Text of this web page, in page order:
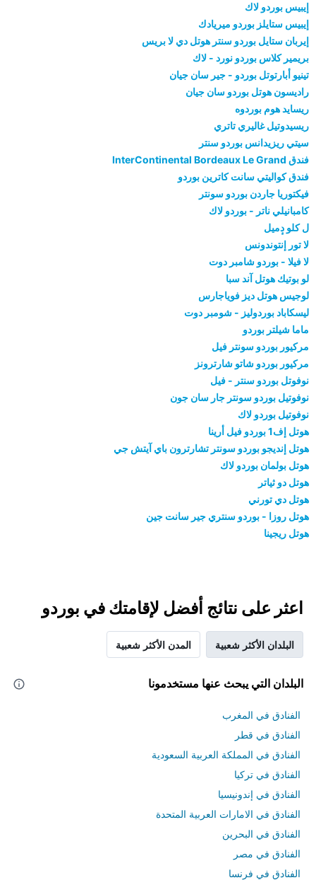
إيبيس بوردو لاك
إيبيس ستايلز بوردو ميريادك
إيربان ستايل بوردو سنتر هوتل دي لا بريس
بريمير كلاس بوردو نورد - لاك
تينيو أبارتوتل بوردو - جير سان جيان
راديسون هوتل بوردو سان جيان
ريسايد هوم بوردوه
ريسيدوتيل غاليري تاتري
سيتي ريزيدانس بوردو سنتر
فندق InterContinental Bordeaux Le Grand
فندق كواليتي سانت كاترين بوردو
فيكتوريا جاردن بوردو سونتر
كامبانيلي ناتر - بوردو لاك
ل كلو دٕميل
لا تور إنتوندونس
لا فيلا - بوردو شامبر دوت
لو بوتيك هوتل آند سبا
لوجيس هوتل ديز فوياجارس
ليسكاباد بوردوليز - شومبر دوت
ماما شيلتر بوردو
مركيور بوردو سونتر فيل
مركيور بوردو شاتو شارترونز
نوفوتل بوردو سنتر - فيل
نوفوتيل بوردو سونتر جار سان جون
نوفوتيل بوردو لاك
هوتل إف1 بوردو فيل أرينا
هوتل إنديجو بوردو سونتر تشارترون باي آيتش جي
هوتل بولمان بوردو لاك
هوتل دو ثياتر
هوتل دي تورني
هوتل روزا - بوردو سنتري جير سانت جين
هوتل ريجينا
اعثر على نتائج أفضل لإقامتك في بوردو
البلدان الأكثر شعبية المدن الأكثر شعبية
البلدان التي يبحث عنها مستخدمونا
الفنادق في المغرب
الفنادق في قطر
الفنادق في المملكة العربية السعودية
الفنادق في تركيا
الفنادق في إندونيسيا
الفنادق في الامارات العربية المتحدة
الفنادق في البحرين
الفنادق في مصر
الفنادق في فرنسا